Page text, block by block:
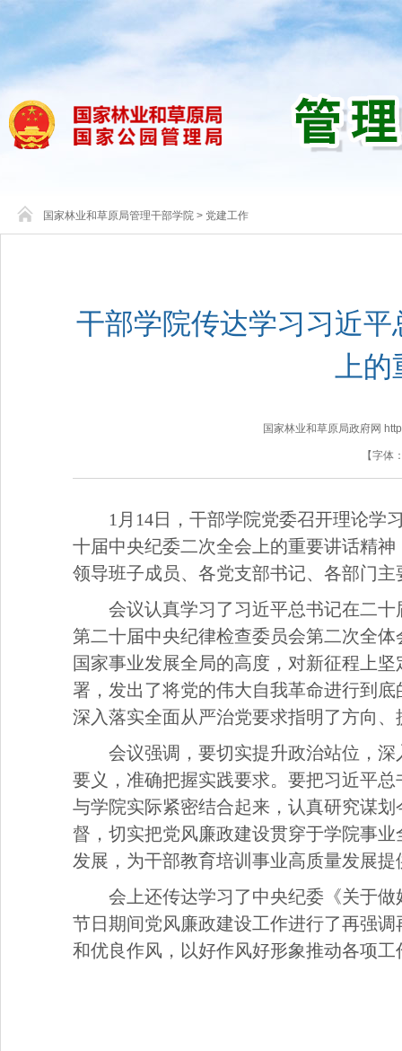
国家林业和草原局管理干部学院 > 党建工作
干部学院传达学习习近
上
国家林业和草原局政府网
【字体
1月14日，干部学院党委召开理论学
十届中央纪委二次全会上的重要讲话精
领导班子成员、各党支部书记、各部门
会议认真学习了习近平总书记在二
第二十届中央纪律检查委员会第二次全
国家事业发展全局的高度，对新征程上
署，发出了将党的伟大自我革命进行到
深入落实全面从严治党要求指明了方向
会议强调，要切实提升政治站位，
要义，准确把握实践要求。要把习近平
与学院实际紧密结合起来，认真研究谋
督，切实把党风廉政建设贯穿于学院事
发展，为干部教育培训事业高质量发展提
会上还传达学习了中央纪委《关于
节日期间党风廉政建设工作进行了再强
和优良作风，以好作风好形象推动各项工